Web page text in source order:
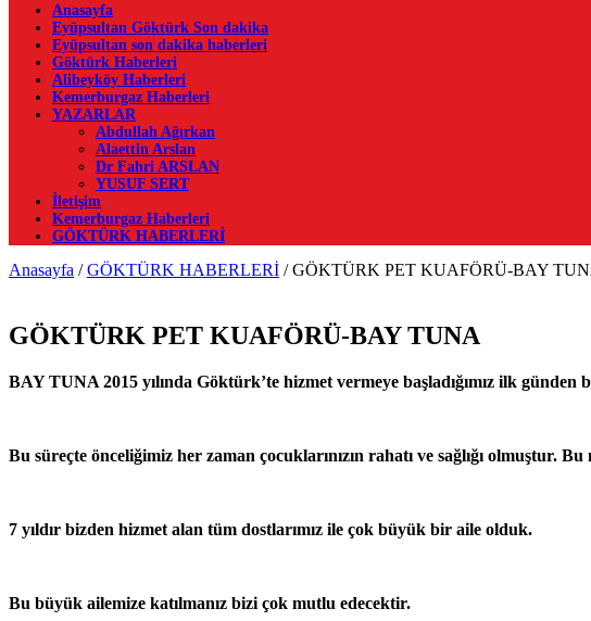
Anasayfa
Eyüpsultan Göktürk Son dakika
Eyüpsultan son dakika haberleri
Göktürk Haberleri
Alibeyköy Haberleri
Kemerburgaz Haberleri
YAZARLAR
Abdullah Ağırkan
Alaettin Arslan
Dr Fahri ARSLAN
YUSUF SERT
İletişim
Kemerburgaz Haberleri
GÖKTÜRK HABERLERİ
Anasayfa / GÖKTÜRK HABERLERİ / GÖKTÜRK PET KUAFÖRÜ-BAY
GÖKTÜRK PET KUAFÖRÜ-BAY TUNA
BAY TUNA 2015 yılında Göktürk’te hizmet vermeye başladığımız ilk
Bu süreçte önceliğimiz her zaman çocuklarınızın rahatı ve sağlığı olmuştur. Bu
7 yıldır bizden hizmet alan tüm dostlarımız ile çok büyük bir aile olduk.
Bu büyük ailemize katılmanız bizi çok mutlu edecektir.